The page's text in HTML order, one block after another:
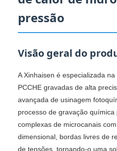
pressão
Visão geral do
A Xinhaisen é especializada
PCCHE gravadas de alta
avançada de usinagem
processo de gravação
complexas de microcanais
dimensional, bordas livres de
de tensões, tornando-o uma